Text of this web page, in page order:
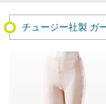
チュージー社製 ガ